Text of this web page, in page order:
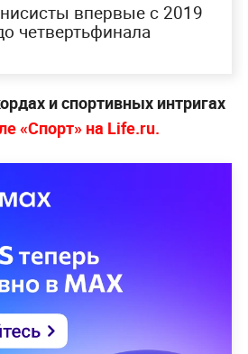
впервые с 2019
четвертьфинала
и спортивных интригах
«Спорт» на Life.ru.